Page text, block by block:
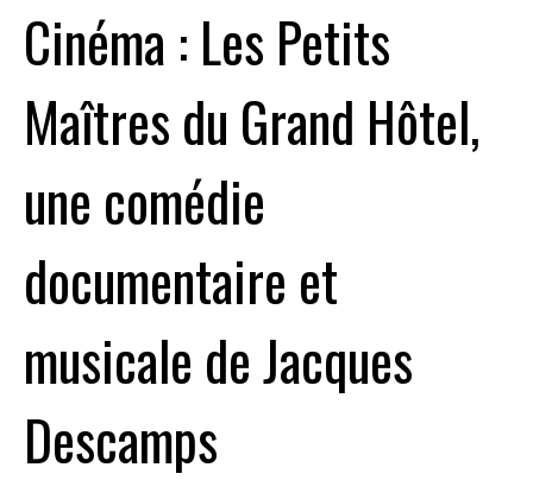
Cinéma : Les Petits
Maîtres du Grand Hôtel,
une comédie
documentaire et
musicale de Jacques
Descamps